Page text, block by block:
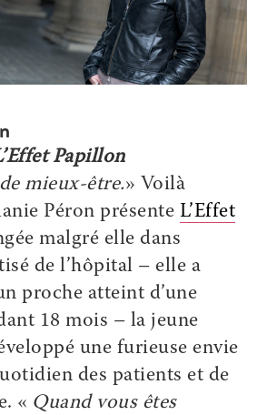
Papillon
mieux-être.» Voilà
Péron présente L’Effet
malgré elle dans
de l’hôpital – elle a
proche atteint d’une
18 mois – la jeune
une furieuse envie
des patients et de
« Quand vous êtes